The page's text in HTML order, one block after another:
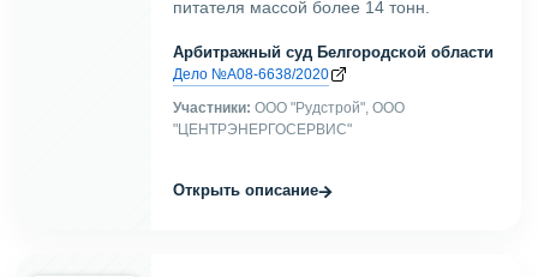
питателя массой более 14 тонн.
Арбитражный суд Белгородской области
Дело №А08-6638/2020
Участники: ООО "Рудстрой", ООО
"ЦЕНТРЭНЕРГОСЕРВИС"
Открыть описание→